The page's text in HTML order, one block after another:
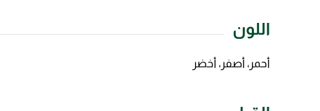
اللون
أحمر، أصفر، أخضر